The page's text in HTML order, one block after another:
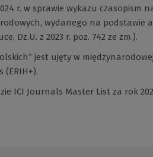
r. w sprawie wykazu czasopism
wydanego na podstawie
Dz.U. z 2023 r. poz. 742 ze zm.).
jest ujęty w
ICI Journals Master List za rok